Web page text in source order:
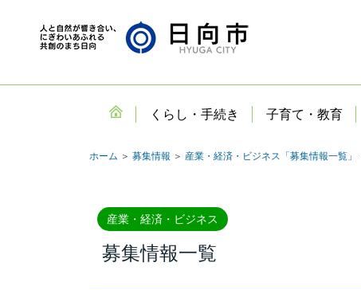
くらし・手続き 子育て・教育
ホーム ＞ 募集情報 ＞ 産業・経済・ビジネス「募集情報一覧」
産業・経済・ビジネス
募集情報一覧